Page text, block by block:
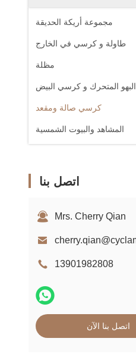
مجموعة أريكة الحديقة
طاولة و كرسي في الخارج
مظلة
البهو المتحرك و كرسي البيض
كرسي صالة ومقعد
المشاهد والبيوت الشمسية
اتصل بنا
Mrs. Cherry Qian
13901982808
اتصل بنا الآن